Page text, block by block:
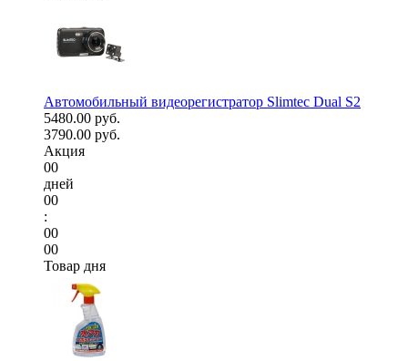
Автомобильный видеорегистратор Slimtec Dual S2
5480.00 руб.
3790.00 руб.
Акция
00
дней
00
:
00
00
Товар дня